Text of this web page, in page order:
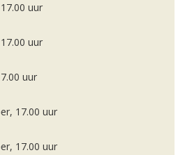
uur
uur
uur
17.00 uur
17.00 uur